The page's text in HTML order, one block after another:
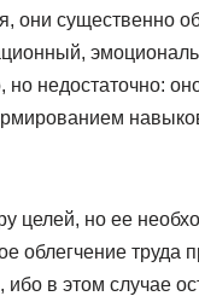
они существенно
недостаточно:
но ее
облегчение труда
ибо в этом случае